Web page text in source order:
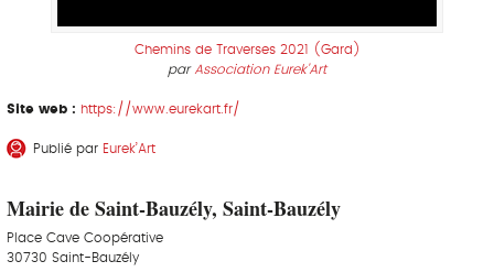
Chemins de Traverses 2021 (Gard)
par Association Eurek'Art
Site web : https://www.eurekart.fr/
Publié par Eurek’Art
Mairie de Saint-Bauzély, Saint-Bauzély
Place Cave Coopérative
30730 Saint-Bauzély